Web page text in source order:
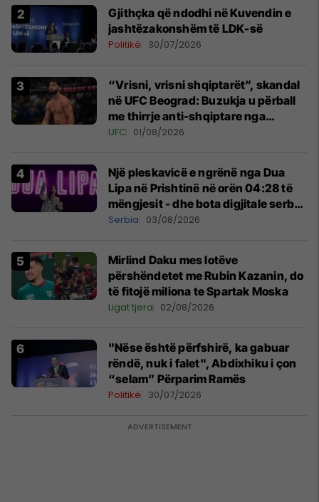
Gjithçka që ndodhi në Kuvendin e
jashtëzakonshëm të LDK-së
Politikë 30/07/2026
“Vrisni, vrisni shqiptarët”, skandal
në UFC Beograd: Buzukja u përball
me thirrje anti-shqiptare nga
tribunat
UFC 01/08/2026
Një pleskavicë e ngrënë nga Dua
Lipa në Prishtinë në orën 04:28 të
mëngjesit - dhe bota digjitale serbe
shpall gjendjen e luftës
Serbia 03/08/2026
Mirlind Daku mes lotëve
përshëndetet me Rubin Kazanin, do
të fitojë miliona te Spartak Moska
Ligat tjera 02/08/2026
"Nëse është përfshirë, ka gabuar
rëndë, nuk i falet", Abdixhiku i çon
“selam” Përparim Ramës
Politikë 30/07/2026